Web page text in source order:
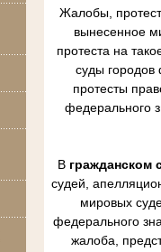
Жалобы,
вынесенное
протеста на
суды городов
протесты
федерального
В гражданском
судей,
мировых
федерального
жалоба,